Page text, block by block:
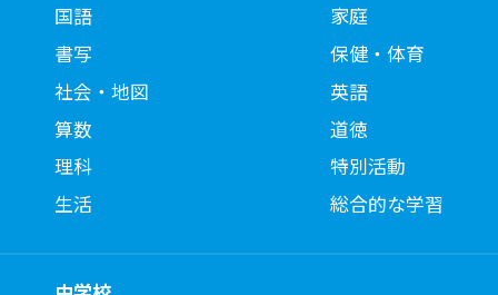
国語
書写
社会・地図
算数
理科
生活
家庭
保健・体育
英語
道徳
特別活動
総合的な学習